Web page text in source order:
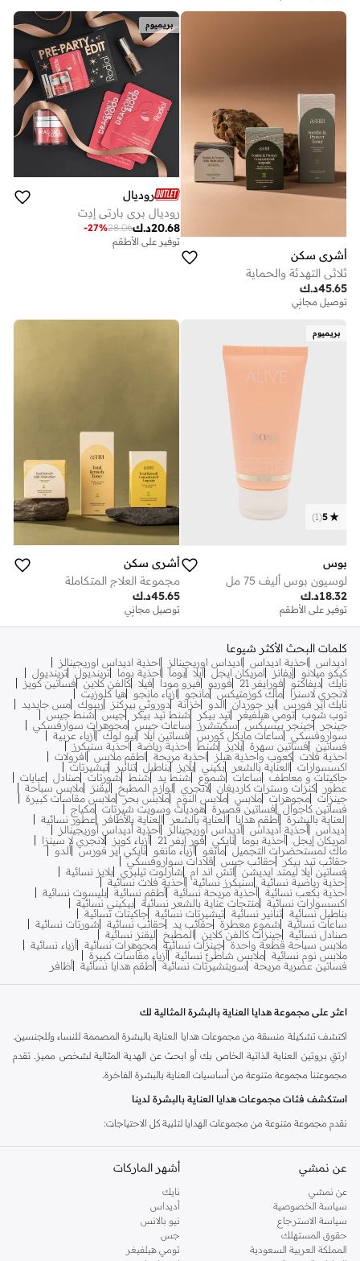
أشري سكن
ثلاثي التهدئة والحماية
د.ك45.65
توصيل مجاني
توفير على الأطقم
توفير على الأطقم
بريميوم
روديال
روديال بري بارتي إدِت
د.ك20.68
28.06
-27%
توفير على الأطقم
بريميوم
5
(
1
)
بوس
لوسيون بوس أليف 75 مل
د.ك18.32
توفير على الأطقم
أشري سكن
مجموعة العلاج المتكاملة
د.ك45.65
توصيل مجاني
توفير على الأطقم
كلمات البحث الأكثر شيوعا
اديداس احذية اديداس اديداس اوريجينالز
احذية اديداس اوريجينالز
كيكو ميلانو
إيفانز امريكان ايجل ايلا بوما احذية بوما ترينديول ترينديول
نايك ديفاكتو فورايفر 21 فوريو فيرو مودا فيلا كالفن كلاين فساتين كويز
لانجري لاسنزا
ماك كوزمتيكس مانجو ازياء مانجو
هيا كلوزيت
نايك اير فورس
اير جوردان الدو خزانة دوروثي بيركنز ريبوك مس جايديد
توب شوب تومي هيلفيغر تيد بيكر شنط تيد بيكر جيس
شنط جيس
جينجر
جينجر بيسيكس سكيتشرز ساعات جيس مجوهرات سوارفسكي
سواروفسكي
ساعات مايكل كورس فساتين ايلا نيو لوك أزياء عربية
فساتين
فساتين سهرة بلايز شنط احذية رياضة
احذية سنيكرز
احذية فلات كعوب واحذية هيلز احذية مريحة اطقم ملابس
افرولات
اكسسوارات
العناية بالشعر بكيني بلايز بناطيل تنانير
تيشيرتات
جاكيتات و معاطف
ساعات شموع شنط يد شنط شورتات صنادل
عبايات
عطور
كنزات وسترات كارديغان لانجري لوازم المطبخ ليقنز
ملابس سباحة
جينزات مجوهرات ملابس ملابس النوم ملابس بحر ملابس مقاسات كبيرة
فساتين كاجوال
فساتين قصيرة هوديات وسويت شيرتات مكياج
العناية بالبشرة أطقم هدايا العناية بالشعر العناية بالأظافر
عطور نسائية
أديداس أحذية أديداس أديداس أوريجينالز
أحذية أديداس أوريجينالز
أمريكان إيجل أحذية بوما نايكي فور إيفر 21 أزياء كويز
لانجري لا سينزا
ماك لمستحضرات التجميل مانغو أزياء مانغو نايكي اير فورس ألدو
حقائب تيد بيكر
حقائب جيس
قلادات سواروفسكي
فساتين ايلا ليمتد ايديشن
اتش اند ام شارلوت تيلبري بلايز نسائية
أحذية رياضية نسائية
سنيكرز نسائية أحذية فلات نسائية
أحذية بكعب نسائية أحذية مريحة نسائية أطقم نسائية بليسوت نسائية
اكسسوارات نسائية منتجات عناية بالشعر نسائية بيكيني نسائية
بناطيل نسائية تنانير نسائية تيشيرتات نسائية جاكيتات نسائية
ساعات نسائية
شموع معطرة حقائب يد حقائب نسائية
شورتات نسائية
صنادل نسائية جينزات كالفن كلاين المطبخ
ليقنز نسائية
ملابس سباحة قطعة واحدة جينزات نسائية مجوهرات نسائية أزياء نسائية
ملابس نوم نسائية ملابس شاطئ نسائية أزياء مقاسات كبيرة
فساتين عصرية مريحة
سويتشيرتات نسائية أطقم هدايا نسائية أظافر
اعثر على مجموعة هدايا العناية بالبشرة المثالية لك
اكتشف تشكيلة منسقة من مجموعات هدايا العناية بالبشرة المصممة للنساء وللجنسين.
ارتقِ بروتين العناية الذاتية الخاص بك أو ابحث عن الهدية المثالية لشخص مميز. تقدم
مجموعتنا مجموعة متنوعة من أساسيات العناية بالبشرة الفاخرة.
استكشف فئات مجموعات هدايا العناية بالبشرة لدينا
نقدم مجموعة متنوعة من مجموعات الهدايا لتلبية كل الاحتياجات:
الطبيعي.
أساسيات مكافحة الشيخوخة:
مجموعات منسقة تحتوي على تركيبات قوية
لمكافحة علامات الشيخوخة وتعزيز الإشراق الشبابي.
معززات الإشراق:
مجموعات مصممة لتفتيح لون البشرة وتقليل البقع الداكنة ومنحها
توهجًا مشرقًا.
عن نمشي
عن نمشي
سياسة الخصوصية
سياسة الاسترجاع
حقوق المستهلك
المملكة العربية السعودية
أشهر الماركات
نايك
أديداس
نيو بالانس
جس
تومي هيلفيغر